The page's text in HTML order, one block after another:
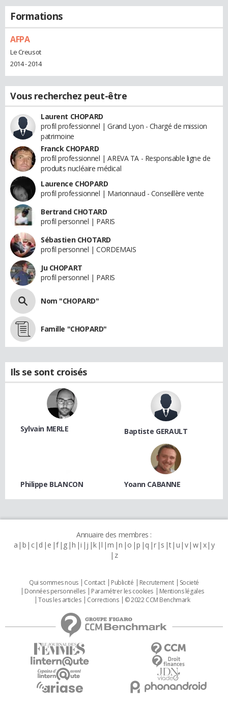
Formations
AFPA
Le Creusot
2014 - 2014
Vous recherchez peut-être
Laurent CHOPARD
profil professionnel | Grand Lyon - Chargé de mission
patrimoine
Franck CHOPARD
profil professionnel | AREVA TA - Responsable ligne de
produits nucléaire médical
Laurence CHOPARD
profil professionnel | Marionnaud - Conseillère vente
Bertrand CHOTARD
profil personnel | PARIS
Sébastien CHOTARD
profil personnel | CORDEMAIS
Ju CHOPART
profil personnel | PARIS
Nom "CHOPARD"
Famille "CHOPARD"
Ils se sont croisés
Sylvain MERLE Baptiste GERAULT
Philippe BLANCON Yoann CABANNE
Annuaire des membres :
a b c d e f g h i j k l m n o p q r s t u v w x y
z
Qui sommes nous Contact Publicité Recrutement
Societé
Données personnelles
Paramétrer les cookies
Mentions légales
Tous les articles
Corrections © 2022 CCM Benchmark